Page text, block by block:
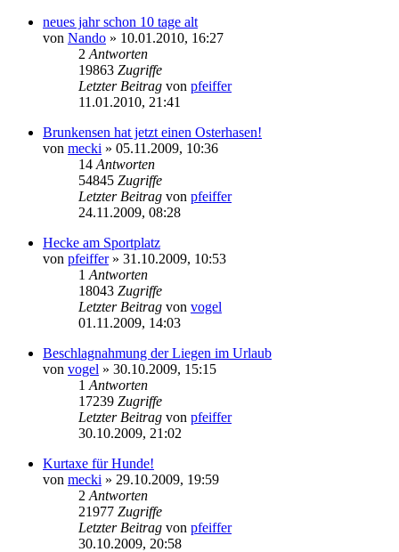
neues jahr schon 10 tage alt
von Nando » 10.01.2010, 16:27
2 Antworten
19863 Zugriffe
Letzter Beitrag von pfeiffer
11.01.2010, 21:41
Brunkensen hat jetzt einen Osterhasen!
von mecki » 05.11.2009, 10:36
14 Antworten
54845 Zugriffe
Letzter Beitrag von pfeiffer
24.11.2009, 08:28
Hecke am Sportplatz
von pfeiffer» 31.10.2009, 10:53
1 Antworten
18043 Zugriffe
Letzter Beitrag von vogel
01.11.2009, 14:03
Beschlagnahmung der Liegen im Urlaub
von vogel » 30.10.2009, 15:15
1 Antworten
17239 Zugriffe
Letzter Beitrag von pfeiffer
30.10.2009, 21:02
Kurtaxe für Hunde!
von mecki » 29.10.2009, 19:59
2 Antworten
21977 Zugriffe
Letzter Beitrag von pfeiffer
30.10.2009, 20:58